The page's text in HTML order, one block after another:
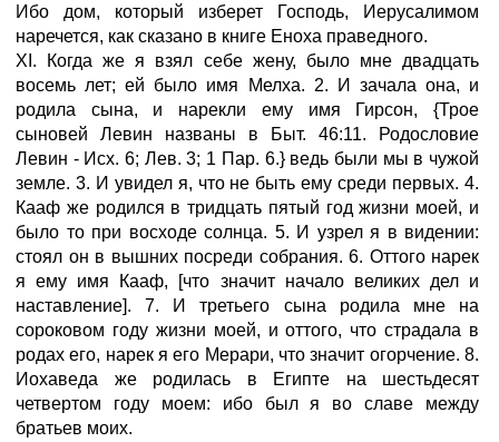
Ибо дом, который изберет Господь, Иерусалимом
наречется, как сказано в книге Еноха праведного.
XI. Когда же я взял себе жену, было мне двадцать
восемь лет; ей было имя Мелха. 2. И зачала она, и
родила сына, и нарекли ему имя Гирсон, {Трое
сыновей Левин названы в Быт. 46:11. Родословие
Левин - Исх. 6; Лев. 3; 1 Пар. 6.} ведь были мы в чужой
земле. 3. И увидел я, что не быть ему среди первых. 4.
Кааф же родился в тридцать пятый год жизни моей, и
было то при восходе солнца. 5. И узрел я в видении:
стоял он в вышних посреди собрания. 6. Оттого нарек
я ему имя Кааф, [что значит начало великих дел и
наставление]. 7. И третьего сына родила мне на
сороковом году жизни моей, и оттого, что страдала в
родах его, нарек я его Мерари, что значит огорчение. 8.
Иохаведа же родилась в Египте на шестьдесят
четвертом году моем: ибо был я во славе между
братьев моих.